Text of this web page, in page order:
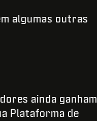
algumas outras
ainda ganham
Plataforma de